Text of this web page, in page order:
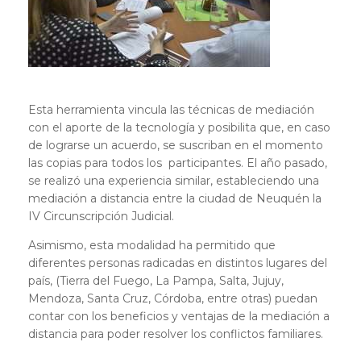
Esta herramienta vincula las técnicas de mediación
con el aporte de la tecnología y posibilita que, en caso
de lograrse un acuerdo, se suscriban en el momento
las copias para todos los participantes. El año pasado,
se realizó una experiencia similar, estableciendo una
mediación a distancia entre la ciudad de Neuquén la
IV Circunscripción Judicial.
Asimismo, esta modalidad ha permitido que
diferentes personas radicadas en distintos lugares del
país, (Tierra del Fuego, La Pampa, Salta, Jujuy,
Mendoza, Santa Cruz, Córdoba, entre otras) puedan
contar con los beneficios y ventajas de la mediación a
distancia para poder resolver los conflictos familiares.